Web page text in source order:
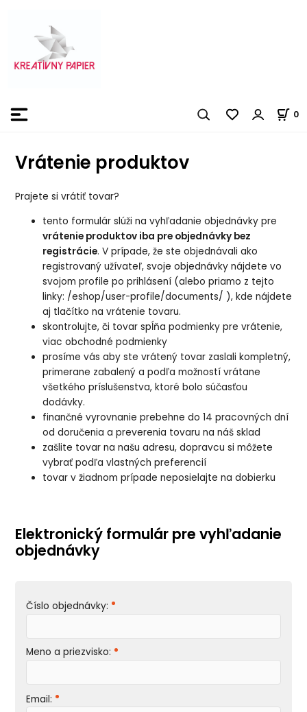
0
Vrátenie produktov
Prajete si vrátiť tovar?
tento formulár slúži na vyhľadanie objednávky pre
vrátenie produktov iba pre objednávky bez
registrácie. V prípade, že ste objednávali ako
registrovaný užívateľ, svoje objednávky nájdete vo
svojom profile po prihlásení (alebo priamo z tejto
linky: /eshop/user-profile/documents/ ), kde nájdete
aj tlačítko na vrátenie tovaru.
skontrolujte, či tovar spĺňa podmienky pre vrátenie,
viac obchodné podmienky
prosíme vás aby ste vrátený tovar zaslali kompletný,
primerane zabalený a podľa možností vrátane
všetkého príslušenstva, ktoré bolo súčasťou
dodávky.
finančné vyrovnanie prebehne do 14 pracovných dní
od doručenia a preverenia tovaru na náš sklad
zašlite tovar na našu adresu, dopravcu si môžete
vybrať podľa vlastných preferencií
tovar v žiadnom prípade neposielajte na dobierku
Elektronický formulár pre vyhľadanie
objednávky
Číslo objednávky:
Meno a priezvisko:
Email: